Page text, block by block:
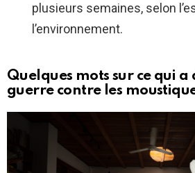
plusieurs semaines, selon
l’environnement.
Quelques mots sur ce qui
guerre contre les